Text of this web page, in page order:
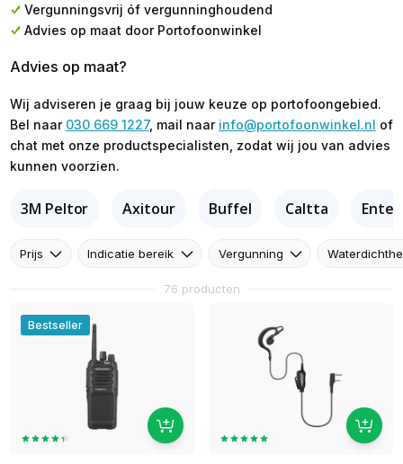
Vergunningsvrij óf vergunninghoudend
Advies op maat door Portofoonwinkel
Advies op maat?
Wij adviseren je graag bij jouw keuze op portofoongebied.
Bel naar 030 669 1227, mail naar info@portofoonwinkel.nl of
chat met onze productspecialisten, zodat wij jou van advies
kunnen voorzien.
3M Peltor Axitour Buffel Caltta Entel
Prijs Indicatie bereik Vergunning
76 producten
Bestseller